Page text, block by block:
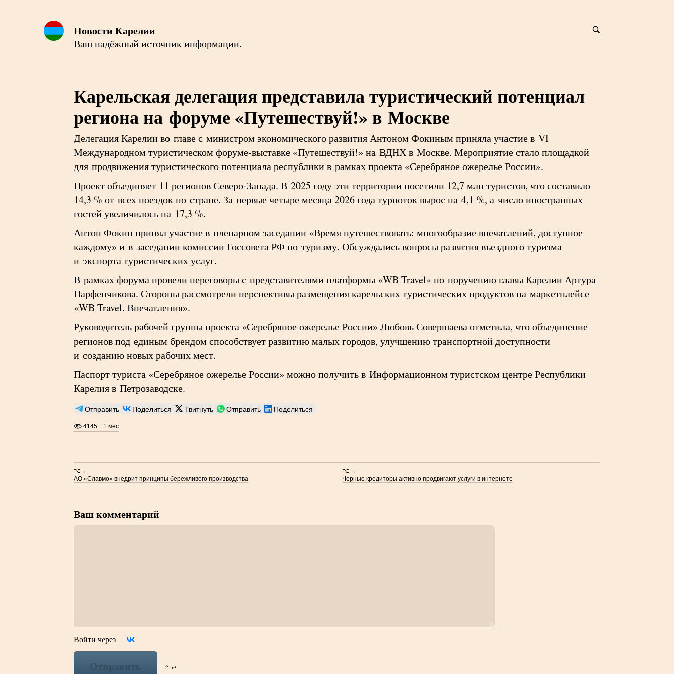
Новости Карелии
Ваш надёжный источник информации.
Карельская делегация представила туристический потенциал
региона на форуме «Путешествуй!» в Москве
Делегация Карелии во главе с министром экономического развития Антоном Фокиным приняла участие в VI
Международном туристическом форуме-выставке «Путешествуй!» на ВДНХ в Москве. Мероприятие стало площадкой
для продвижения туристического потенциала республики в рамках проекта «Серебряное ожерелье России».
Проект объединяет 11 регионов Северо-Запада. В 2025 году эти территории посетили 12,7 млн туристов, что составило
14,3 % от всех поездок по стране. За первые четыре месяца 2026 года турпоток вырос на 4,1 %, а число иностранных
гостей увеличилось на 17,3 %.
Антон Фокин принял участие в пленарном заседании «Время путешествовать: многообразие впечатлений, доступное
каждому» и в заседании комиссии Госсовета РФ по туризму. Обсуждались вопросы развития въездного туризма
и экспорта туристических услуг.
В рамках форума провели переговоры с представителями платформы «WB Travel» по поручению главы Карелии Артура
Парфенчикова. Стороны рассмотрели перспективы размещения карельских туристических продуктов на маркетплейсе
«WB Travel. Впечатления».
Руководитель рабочей группы проекта «Серебряное ожерелье России» Любовь Совершаева отметила, что объединение
регионов под единым брендом способствует развитию малых городов, улучшению транспортной доступности
и созданию новых рабочих мест.
Паспорт туриста «Серебряное ожерелье России» можно получить в Информационном туристском центре Республики
Карелия в Петрозаводске.
Отправить Поделиться Твитнуть Отправить Поделиться
4145 1 мес
⌥ ←
АО «Славмо» внедрит принципы бережливого производства
⌥ →
Черные кредиторы активно продвигают услуги в интернете
Ваш комментарий
Войти через
Отправить ⌃ ↩